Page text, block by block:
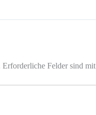
Erforderliche Felder sind mit